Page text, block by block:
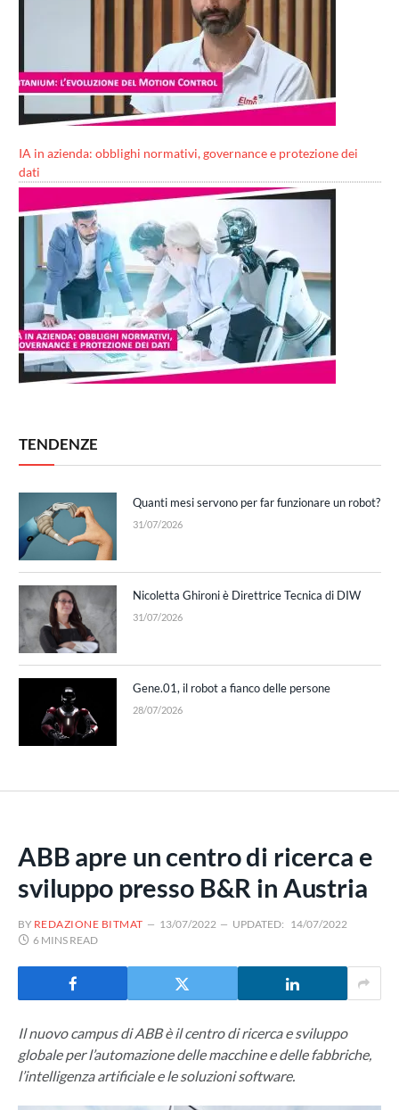
IA in azienda: obblighi normativi, governance e protezione dei
dati
TENDENZE
Quanti mesi servono per far funzionare un robot?
31/07/2026
Nicoletta Ghironi è Direttrice Tecnica di DIW
31/07/2026
Gene.01, il robot a fianco delle persone
28/07/2026
ABB apre un centro di ricerca e
sviluppo presso B&R in Austria
BY REDAZIONE BITMAT 13/07/2022 UPDATED: 14/07/2022
6 MINS READ
Il nuovo campus di ABB è il centro di ricerca e sviluppo
globale per l’automazione delle macchine e delle fabbriche,
l’intelligenza artificiale e le soluzioni software.